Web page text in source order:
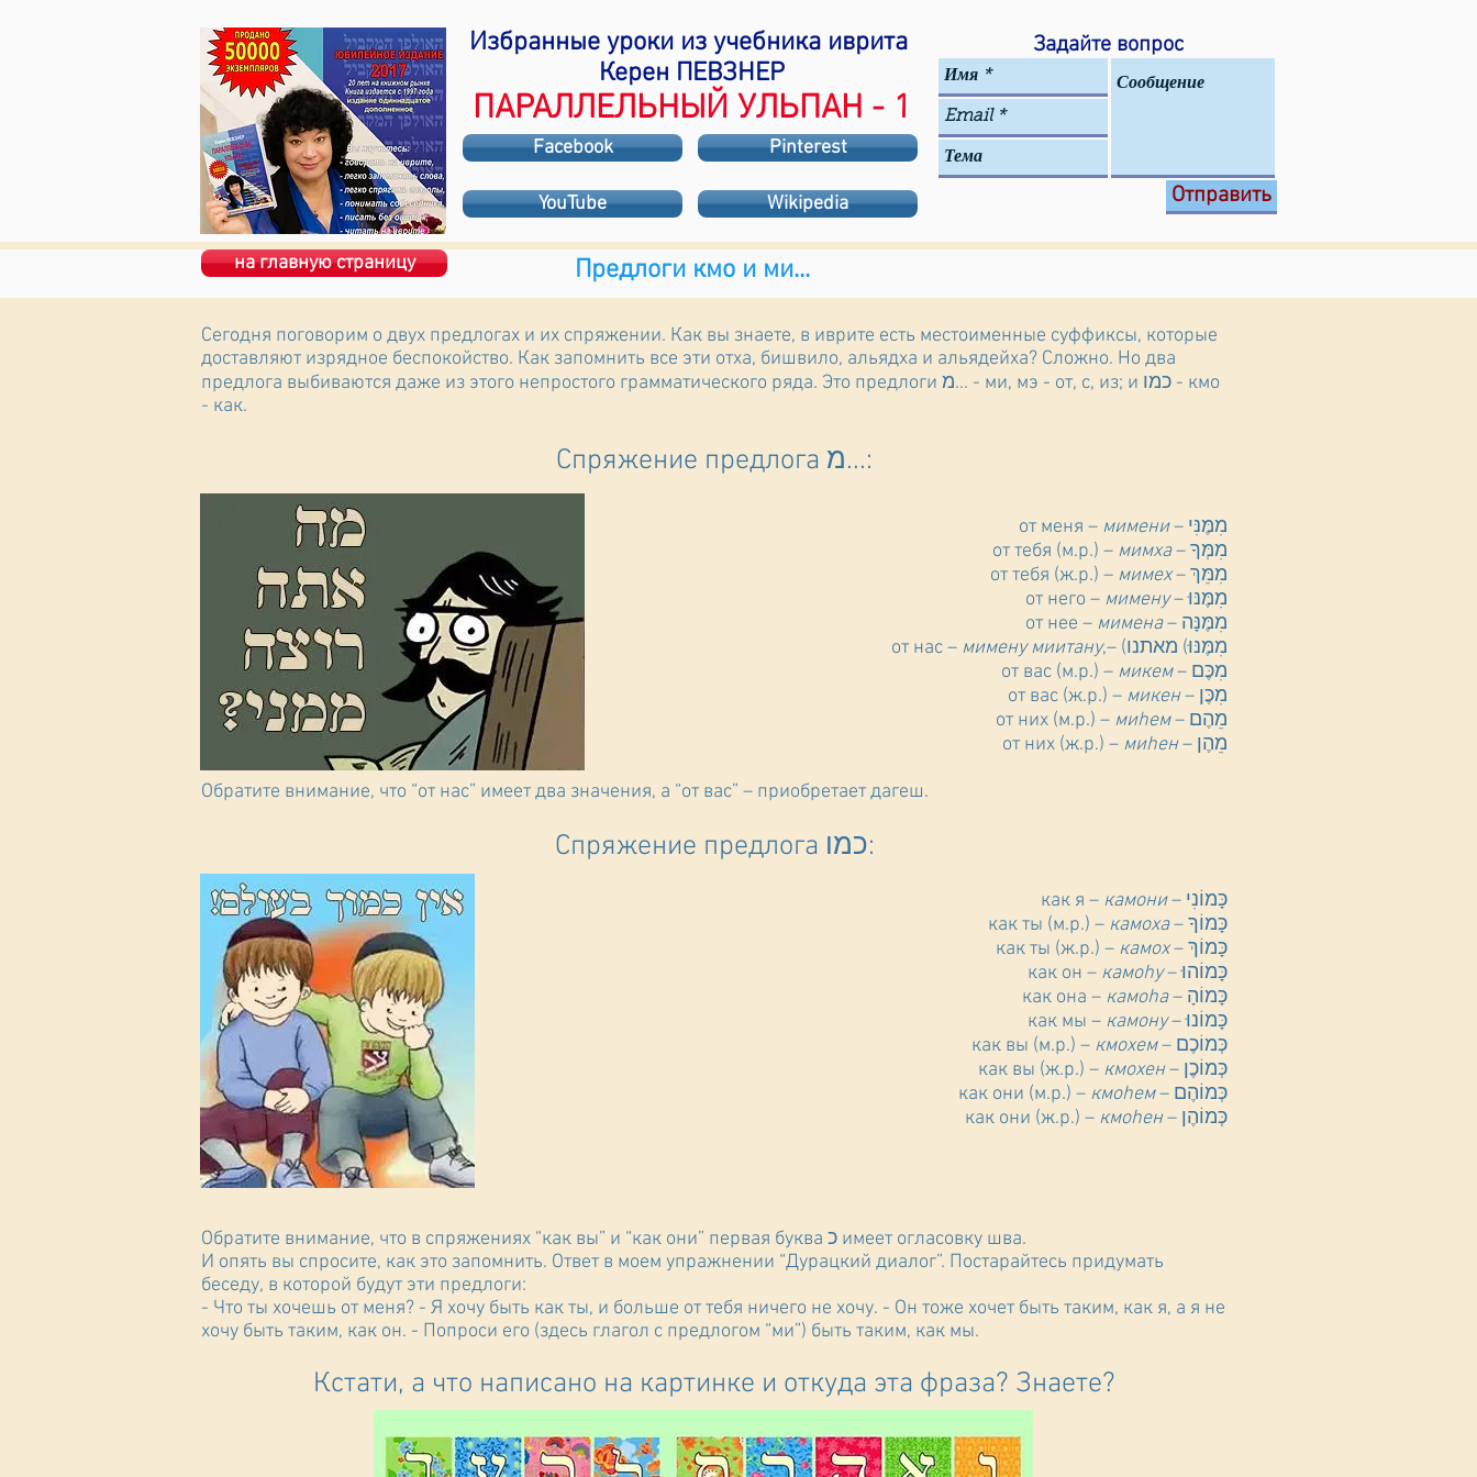
Избранные уроки из учебника иврита
Керен ПЕВЗНЕР
ПАРАЛЛЕЛЬНЫЙ УЛЬПАН - 1
Facebook
YouTube
Pinterest
Wikipedia
Задайте вопрос
Отправить
на главную страницу Предлоги кмо и ми...
Сегодня поговорим о двух предлогах и их спряжении. Как вы знаете, в иврите есть местоименные суффиксы, которые
доставляют изрядное беспокойство. Как запомнить все эти отха, бишвило, альядха и альядейха? Сложно. Но два
предлога выбиваются даже из этого непростого грамматического ряда. Это предлоги מ... - ми, мэ - от, с, из; и כמו - кмо
- как.
Спряжение предлога מ...:
מִמֶּנִּי – от меня –мимени
מִמְּךָ – от тебя (м.р.) –мимха
מִמֵּךְ – от тебя (ж.р.) –мимех
מִמֶּנּוּ – от него –мимену
מִמֶּנָּה – от нее –мимена
מִמֶּנּוּ) מאתנו) –,от нас –мимену миитану
מִכֶּם – от вас (м.р.) –микем
מִכֶּן – от вас (ж.р.) –микен
מֵהֶם – от них (м.р.) –миhем
מֵהֶן – от них (ж.р.) –миhен
Обратите внимание, что “от нас” имеет два значения, а “от вас” – приобретает дагеш.
Спряжение предлога כמו:
כָּמוֹנִי – как я –камони
כָּמוֹךָ – как ты (м.р.) –камоха
כָּמוֹךְ – как ты (ж.р.) –камох
כָּמוֹהוּ – как он –камоhу
כָּמוֹהָ – как она –камоhа
כָּמוֹנוּ – как мы –камону
כְּמוֹכֶם – как вы (м.р.) –кмохем
כְּמוֹכֶן – как вы (ж.р.) –кмохен
כְּמוֹהֶם – как они (м.р.) –кмоhем
כְּמוֹהֶן – как они (ж.р.) –кмоhен
Обратите внимание, что в спряжениях “как вы” и “как они” первая буква כ имеет огласовку шва.
И опять вы спросите, как это запомнить. Ответ в моем упражнении “Дурацкий диалог”. Постарайтесь придумать
беседу, в которой будут эти предлоги:
- Что ты хочешь от меня? - Я хочу быть как ты, и больше от тебя ничего не хочу. - Он тоже хочет быть таким, как я, а я не
хочу быть таким, как он. - Попроси его (здесь глагол с предлогом “ми”) быть таким, как мы.
Кстати, а что написано на картинке и откуда эта фраза? Знаете?